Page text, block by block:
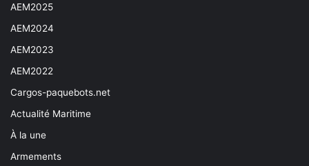
AEM2025
AEM2024
AEM2023
AEM2022
Cargos-paquebots.net
Actualité Maritime
À la une
Armements